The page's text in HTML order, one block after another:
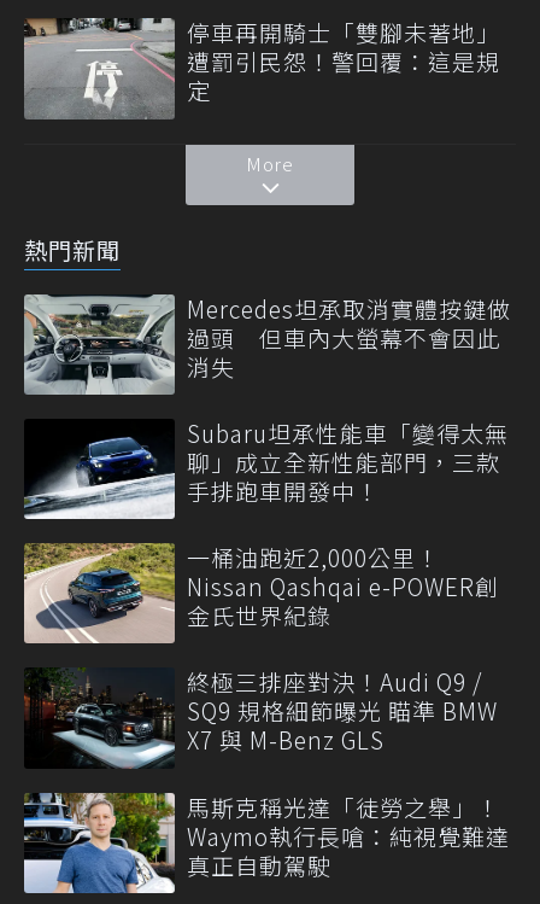
停車再開騎士「雙腳未著地」
遭罰引民怨！警回覆：這是規
定
More
熱門新聞
Mercedes坦承取消實體按鍵做
過頭 但車內大螢幕不會因此
消失
Subaru坦承性能車「變得太無
聊」成立全新性能部門，三款
手排跑車開發中！
一桶油跑近2,000公里！
Nissan Qashqai e-POWER創
金氏世界紀錄
終極三排座對決！Audi Q9 /
SQ9 規格細節曝光 瞄準 BMW
X7 與 M-Benz GLS
馬斯克稱光達「徒勞之舉」！
Waymo執行長嗆：純視覺難達
真正自動駕駛